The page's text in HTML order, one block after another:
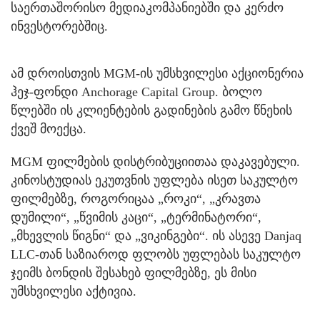
საერთაშორისო მედიაკომპანიებში და კერძო
ინვესტორებშიც.
ამ დროისთვის MGM-ის უმსხვილესი აქციონერია
ჰეჯ-ფონდი Anchorage Capital Group. ბოლო
წლებში ის კლიენტების გადინების გამო წნეხის
ქვეშ მოექცა.
MGM ფილმების დისტრიბუციითაა დაკავებული.
კინოსტუდიას ეკუთვნის უფლება ისეთ საკულტო
ფილმებზე, როგორიცაა „როკი“, „კრავთა
დუმილი“, „წვიმის კაცი“, „ტერმინატორი“,
„მხევლის წიგნი“ და „ვიკინგები“. ის ასევე Danjaq
LLC-თან საზიაროდ ფლობს უფლებას საკულტო
ჯეიმს ბონდის შესახებ ფილმებზე, ეს მისი
უმსხვილესი აქტივია.